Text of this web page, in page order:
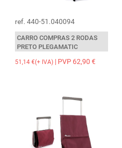
preparar com apenas 5 ingredientes:
ref. 440-51.040094
CARRO COMPRAS 2 RODAS
PRETO PLEGAMATIC
51,14 €(+ IVA)| PVP 62,90 €